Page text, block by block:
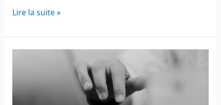
Captiver
lecteurs
:
Lire la suite »